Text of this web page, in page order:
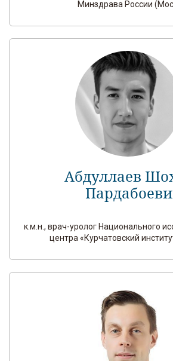
Минздрава России
Абдуллаев
к.м.н., врач-уролог Национального
центра «Курчатовский